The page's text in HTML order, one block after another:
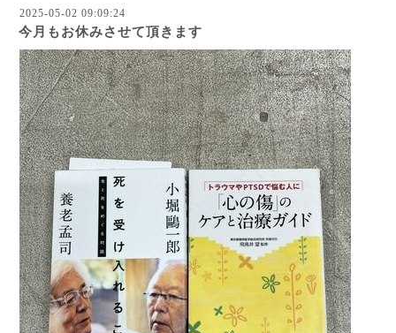
2025-05-02 09:09:24
今月もお休みさせて頂きます